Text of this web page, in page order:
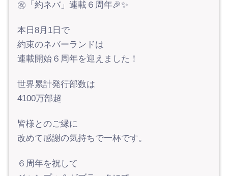
㊗️「約ネバ」連載６周年🎉✨
本日8月1日で
約束のネバーランドは
連載開始６周年を迎えました！
世界累計発行部数は
4100万部超
皆様とのご縁に
改めて感謝の気持ちで一杯です。
６周年を祝して